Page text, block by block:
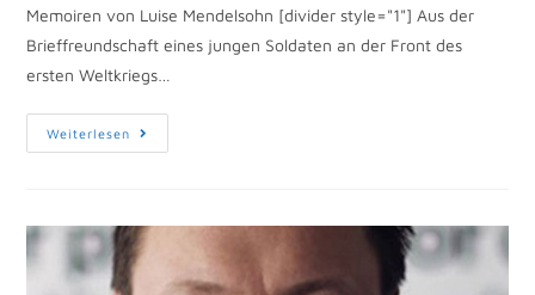
Memoiren von Luise Mendelsohn [divider style="1"] Aus der
Brieffreundschaft eines jungen Soldaten an der Front des
ersten Weltkriegs…
Weiterlesen